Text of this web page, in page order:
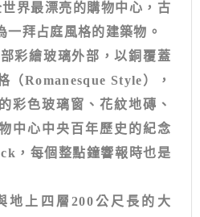
界最漂亮的購物中心，古
一拜占庭風格的建築物。
彩繪玻璃外部，以銅覆蓋
（Romanesque Style），
彩色玻璃窗、花紋地磚、
中心中央百年歷史的紀念
，每個整點鐘響報時也是
地上四層200公尺長的大